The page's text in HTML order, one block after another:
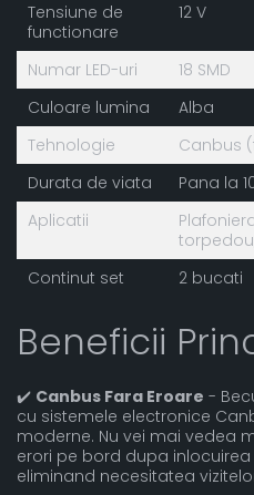
Tensiune de
functionare
12 V
Numar LED-uri
18 SMD
Culoare lumina
Alba
Tehnologie
Canbus
Durata de viata
Pana la
Aplicatii
Continut set
2 bucati
Beneficii
✔️ Canbus Fara Eroare -
cu sistemele electronice
moderne. Nu vei mai vedea
erori pe bord dupa
eliminand necesitatea